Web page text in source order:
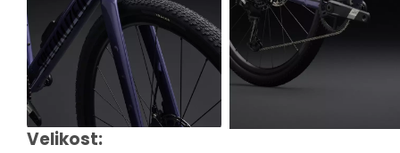
Velikost: